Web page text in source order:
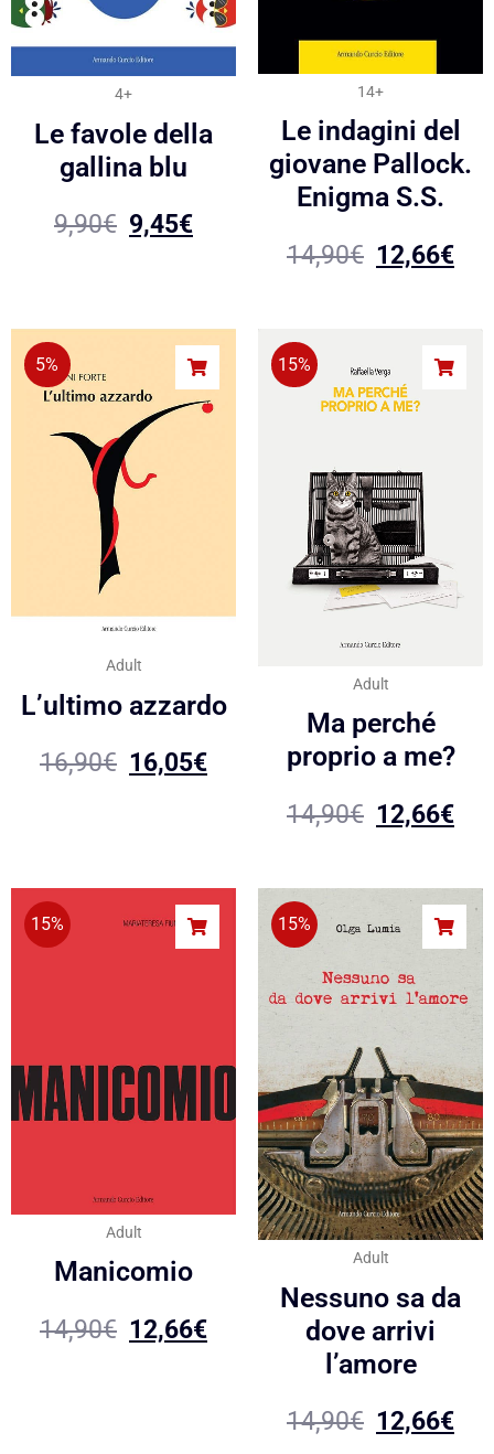
4+
Le favole della
gallina blu
9,90€ 9,45€
14+
Le indagini del
giovane Pallock.
Enigma S.S.
14,90€ 12,66€
5%
Adult
L’ultimo azzardo
16,90€ 16,05€
15%
Adult
Ma perché
proprio a me?
14,90€ 12,66€
15%
Adult
Manicomio
14,90€ 12,66€
15%
Adult
Nessuno sa da
dove arrivi
l’amore
14,90€ 12,66€